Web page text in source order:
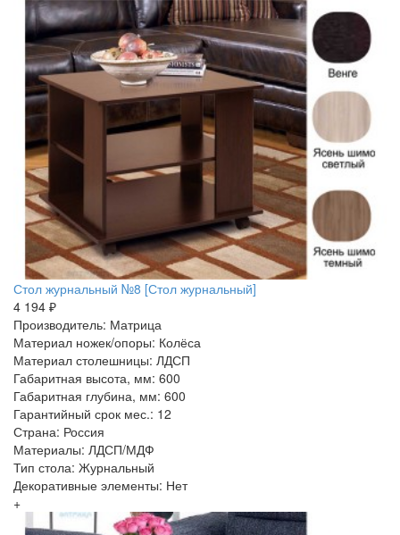
Стол журнальный №8 [Стол журнальный]
4 194 ₽
Производитель: Матрица
Материал ножек/опоры: Колёса
Материал столешницы: ЛДСП
Габаритная высота, мм: 600
Габаритная глубина, мм: 600
Гарантийный срок мес.: 12
Страна: Россия
Материалы: ЛДСП/МДФ
Тип стола: Журнальный
Декоративные элементы: Нет
+